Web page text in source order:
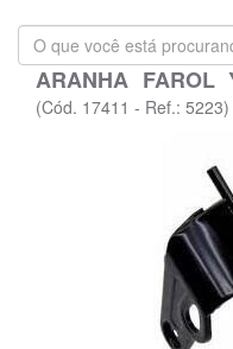
O
que
você
está
ARANHA FAROL
(Cód. 17411 - Ref.: 5223)